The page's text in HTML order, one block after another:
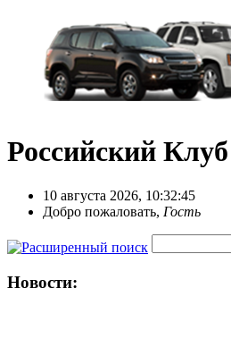
Российский
10 августа 2026, 10:32:45
Добро пожаловать, Гость
Новости: